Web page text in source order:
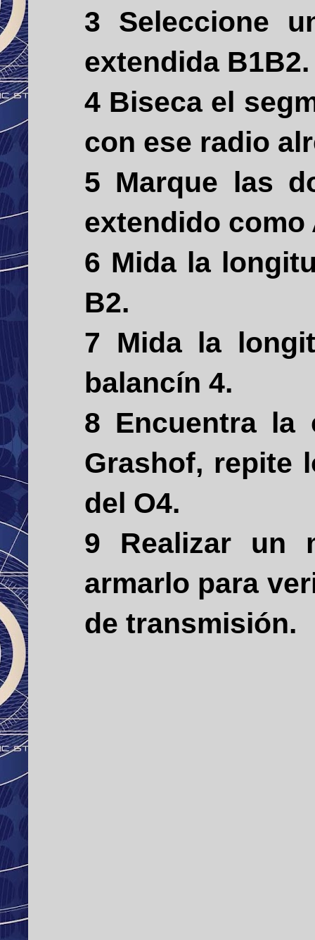
3 Seleccione
extendida B1B2.
4 Biseca el
con ese radio
5 Marque las
extendido como
6 Mida la
B2.
7 Mida la
balancín 4.
8 Encuentra
Grashof, repite
del O4.
9 Realizar un
armarlo para
de transmisión.